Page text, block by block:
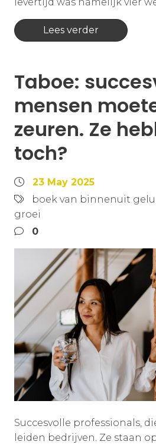
levertijd was namelijk vier
Lees verder
Taboe:
mensen
zeuren. Ze
toch?
23 May 2025
boek van binnenuit
groei
0
Succesvolle professionals,
leiden bedrijven. Ze staan